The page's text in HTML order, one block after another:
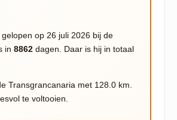
op 26 juli 2026 bij de
in 8862 dagen. Daar is hij in totaal
Transgrancanaria met 128.0 km.
te voltooien.